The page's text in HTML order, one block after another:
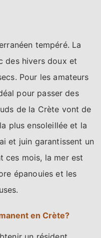
tempéré. La
des hivers doux et
Pour les amateurs
pour passer des
de la Crète vont de
plus ensoleillée et la
et juin garantissent un
ces mois, la mer est
épanouies et les
en Crète?